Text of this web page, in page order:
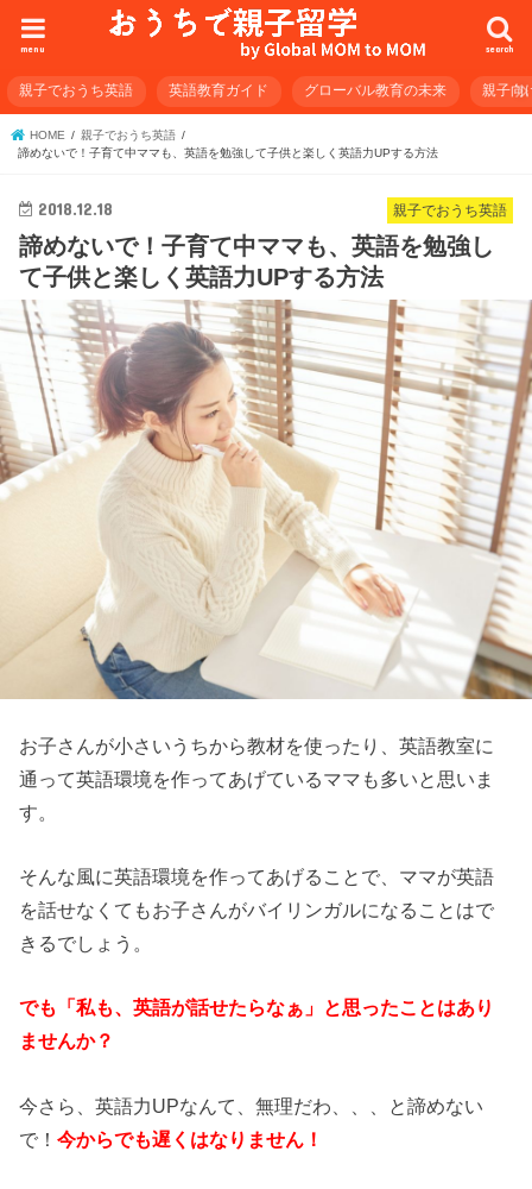
search
menu
親子でおうち英語 英語教育ガイド グローバル教育の未来 親子向
HOME
親子でおうち英語
諦めないで！子育て中ママも、英語を勉強して子供と楽しく英語力UPする方法
親子でおうち英語
2018.12.18
諦めないで！子育て中ママも、英語を勉強し
て子供と楽しく英語力UPする方法
お子さんが小さいうちから教材を使ったり、英語教室に
通って英語環境を作ってあげているママも多いと思いま
す。
そんな風に英語環境を作ってあげることで、ママが英語
を話せなくてもお子さんがバイリンガルになることはで
きるでしょう。
でも「私も、英語が話せたらなぁ」と思ったことはあり
ませんか？
今さら、英語力UPなんて、無理だわ、、、と諦めない
で！今からでも遅くはなりません！